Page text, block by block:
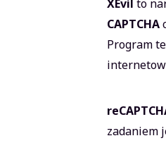
XEvil to
CAPTCHA
Program
zadaniem